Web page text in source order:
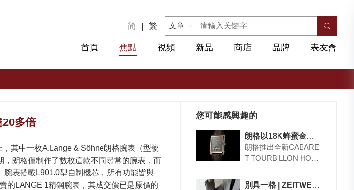
简 | 繁
首頁 焦點 視頻 新品 商店 品牌 表友會
多倍
其中一枚A.Lange & Söhne朗格腕表（型號
朗格僅制作了數枚這款不同尋常的腕表，而
表搭載L901.0型自制機芯，所有功能皆與
的LANGE 1精鋼腕表，其成交價已是原價的
您可能感興趣的
朗格以18K蜂蜜金重造首款停秒陀飛輪時計 – CABARET TOURBILLON HONEYGOLD
朗格推出全新CABARE
T TOURBILLON HONE
枚。這款長方形時計…
別具一格 | ZEITWERK DATE腕表